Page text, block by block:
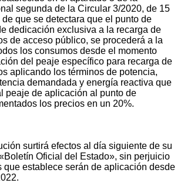
segunda de la Circular 3/2020, de 15
que se detectara que el punto de
dedicación exclusiva a la recarga de
de acceso público, se procederá a la
los consumos desde el momento
del peaje específico para recarga de
aplicando los términos de potencia,
demandada y energía reactiva que
peaje de aplicación al punto de
los precios en un 20%.
surtirá efectos al día siguiente de su
Oficial del Estado», sin perjuicio
que establece serán de aplicación desde